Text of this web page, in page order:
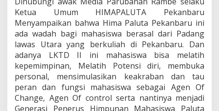
e
k
a
n
b
(
H
i
m
Ketua Umum HIMAPALUTA Pekanbaru
Menyampaikan bahwa Hima Paluta Pekanbaru ini
ada wadah bagi mahasiswa berasal dari Padang
lawas Utara yang berkuliah di Pekanbaru. Dan
adanya LKTD II ini mahasiswa bisa melatih
kepemimpinan, Melatih Potensi diri, membuka
personal, mensimulasikan keakraban dan tau
peran dan fungsi mahasiswa sebagai Agen Of
Change, Agen Of control serta nantinya menjadi
Generasi Penerus Himpunan Mahasiswa Paluta